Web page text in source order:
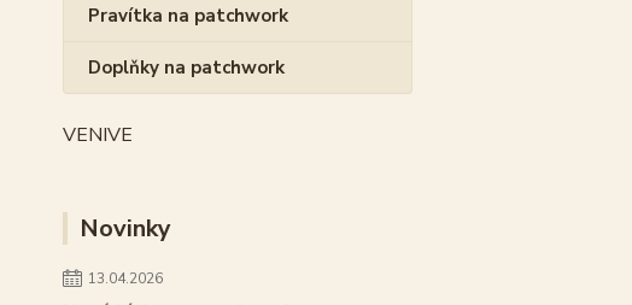
Pravítka na patchwork
Doplňky na patchwork
VENIVE
Novinky
13.04.2026